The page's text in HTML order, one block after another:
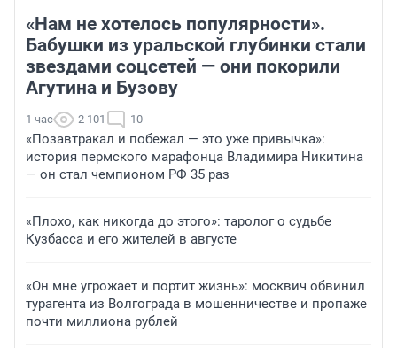
«Нам не хотелось популярности».
Бабушки из уральской глубинки стали
звездами соцсетей — они покорили
Агутина и Бузову
1 час 2 101 10
«Позавтракал и побежал — это уже привычка»:
история пермского марафонца Владимира Никитина
— он стал чемпионом РФ 35 раз
«Плохо, как никогда до этого»: таролог о судьбе
Кузбасса и его жителей в августе
«Он мне угрожает и портит жизнь»: москвич обвинил
турагента из Волгограда в мошенничестве и пропаже
почти миллиона рублей